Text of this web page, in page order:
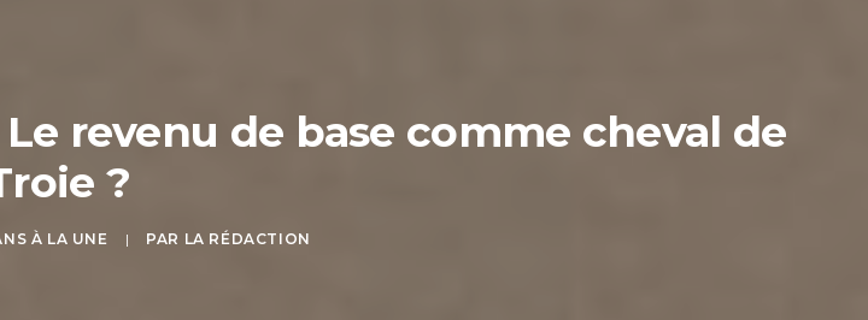
revenu de base comme cheval de
?
À LA UNE | PAR LA RÉDACTION